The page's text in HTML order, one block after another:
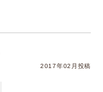
2017年02月投稿